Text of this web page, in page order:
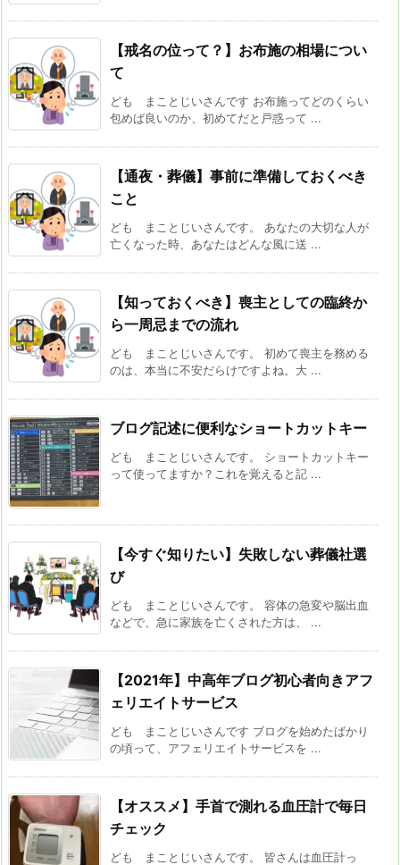
【戒名の位って？】お布施の相場につい
て
ども まことじいさんです お布施ってどのくらい
包めば良いのか、初めてだと戸惑って ...
【通夜・葬儀】事前に準備しておくべき
こと
ども まことじいさんです。 あなたの大切な人が
亡くなった時、あなたはどんな風に送 ...
【知っておくべき】喪主としての臨終か
ら一周忌までの流れ
ども まことじいさんです。 初めて喪主を務める
のは、本当に不安だらけですよね。大 ...
ブログ記述に便利なショートカットキー
ども まことじいさんです。 ショートカットキー
って使ってますか？これを覚えると記 ...
【今すぐ知りたい】失敗しない葬儀社選
び
ども まことじいさんです。 容体の急変や脳出血
などで、急に家族を亡くされた方は、 ...
【2021年】中高年ブログ初心者向きアフ
ェリエイトサービス
ども まことじいさんです ブログを始めたばかり
の頃って、アフェリエイトサービスを ...
【オススメ】手首で測れる血圧計で毎日
チェック
ども まことじいさんです。 皆さんは血圧計っ